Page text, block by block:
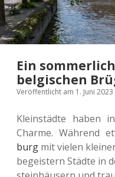
Ein
belgischen
Veröffentlicht am 1. Juni 2023
Klein­städ­te haben
Charme. Wäh­rend
burg mit vielen
begeis­tern Städte in